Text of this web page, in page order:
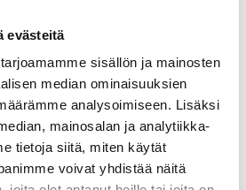
evästeitä
sisällön ja mainosten
median ominaisuuksien
analysoimiseen. Lisäksi
mainosalan ja analytiikka-
tietoja siitä, miten käytät
voivat yhdistää näitä
Tiedotteet
Vahvempaa pohjoismaista alkoholi- ja
tupakkapolitiikkaa
01.11.2012